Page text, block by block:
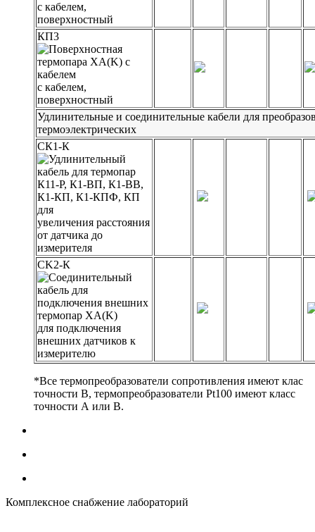
с кабелем,
поверхностный
КП3
с кабелем,
поверхностный
Удлинительные и соединительные кабели для
термоэлектрических
СК1-К
для
увеличения расстояния
от датчика до
измерителя
СK2-К
для подключения
внешних датчиков к
измерителю
*Все термопреобразователи сопротивления имеют клас
точности В, термопреобразователи Pt100 имеют класс
точности А или В.
Комплексное снабжение лабораторий